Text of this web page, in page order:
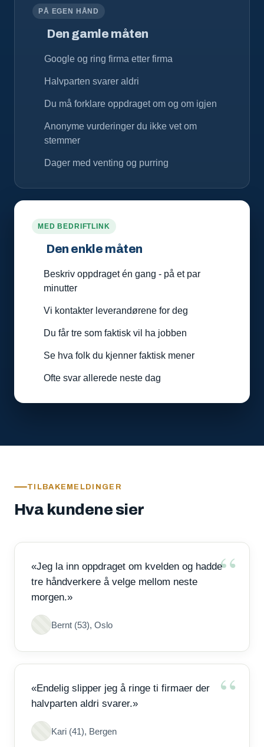
PÅ EGEN HÅND
Den gamle måten
Google og ring firma etter firma
Halvparten svarer aldri
Du må forklare oppdraget om og om igjen
Anonyme vurderinger du ikke vet om
stemmer
Dager med venting og purring
MED BEDRIFTLINK
Den enkle måten
Beskriv oppdraget én gang - på et par
minutter
Vi kontakter leverandørene for deg
Du får tre som faktisk vil ha jobben
Se hva folk du kjenner faktisk mener
Ofte svar allerede neste dag
TILBAKEMELDINGER
Hva kundene sier
«Jeg la inn oppdraget om kvelden og hadde
tre håndverkere å velge mellom neste
morgen.»
Bernt (53), Oslo
«Endelig slipper jeg å ringe ti firmaer der
halvparten aldri svarer.»
Kari (41), Bergen